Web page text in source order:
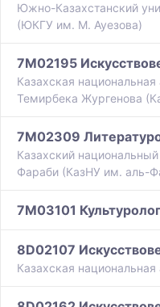
Южно-Казахстанский
(ЮКГУ им. М. Ауезова)
7M02195
Казахская
Темирбека Жургенова
7M02309
Казахский
Фараби (КазНУ им. аль-
7M03101
8D02107
Казахская